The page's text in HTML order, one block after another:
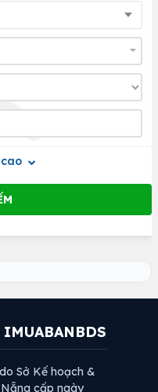
Sở Kế hoạch &
cấp ngày